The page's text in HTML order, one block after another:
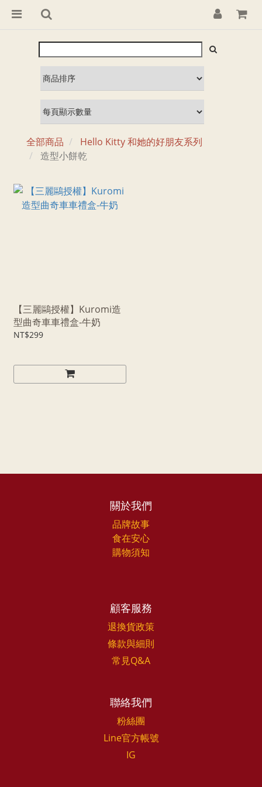
全部商品
Hello Kitty 和她的好朋友系列
造型小餅乾
【三麗鷗授權】Kuromi造
型曲奇車車禮盒-牛奶
NT$299
關於我們
品牌故事
食在安心
購物須知
顧客服務
退換貨政策
條款與細則
常見Q&A
聯絡我們
粉絲團
Line官方帳號
IG